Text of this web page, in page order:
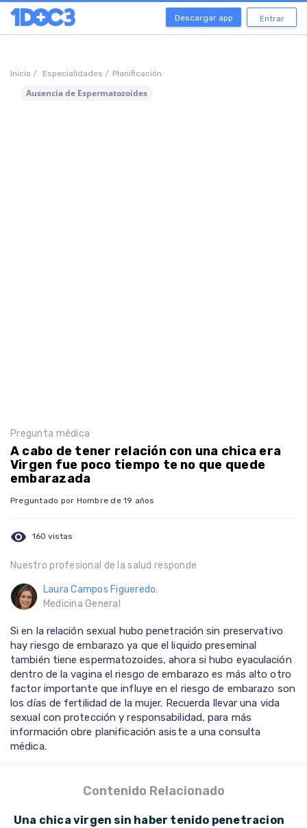
Descargar app Entrar
Inicio / Especialidades / Planificación
Ausencia de Espermatozoides
Pregunta médica
A cabo de tener relación con una chica era
Virgen fue poco tiempo te no que quede
embarazada
Preguntado por Hombre de 19 años
visibility 160 vistas
Nuestro profesional de la salud responde
Laura Campos Figueredo.
Medicina General
Si en la relación sexual hubo penetración sin preservativo
hay riesgo de embarazo ya que el liquido preseminal
también tiene espermatozoides, ahora si hubo eyaculación
dentro de la vagina el riesgo de embarazo es más alto otro
factor importante que influye en el riesgo de embarazo son
los días de fertilidad de la mujer. Recuerda llevar una vida
sexual con protección y responsabilidad, para más
información obre planificación asiste a una consulta
médica.
Contenido Relacionado
Una chica virgen sin haber tenido penetracion